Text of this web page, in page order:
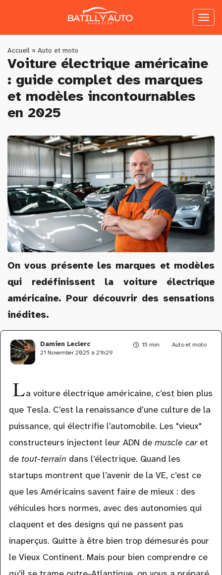
content
You
are
here
Accueil » Auto et moto
Voiture électrique américaine
: guide complet des marques
et modèles incontournables
en 2025
On vous présente les marques et modèles
qui redéfinissent la voiture électrique
américaine. Pour découvrir des sensations
inédites.
15 min Auto et moto
Damien Leclerc
21 November 2025 à 21h29
La voiture électrique américaine, c’est bien plus
que Tesla. C’est la renaissance d’une culture de la
puissance, qui électrifie l’automobile. Les "vieux"
constructeurs injectent leur ADN de muscle caret
de tout-terrain dans l’électrique. Quand les
startups montrent que l’avenir de la VE, c’est ce
que les Américains savent faire de mieux : des
véhicules hors normes, avec des autonomies qui
claquent et des designs qui ne passent pas
inaperçus. Quitte à être bien trop démesurés pour
le Vieux Continent. Mais pour bien comprendre ce